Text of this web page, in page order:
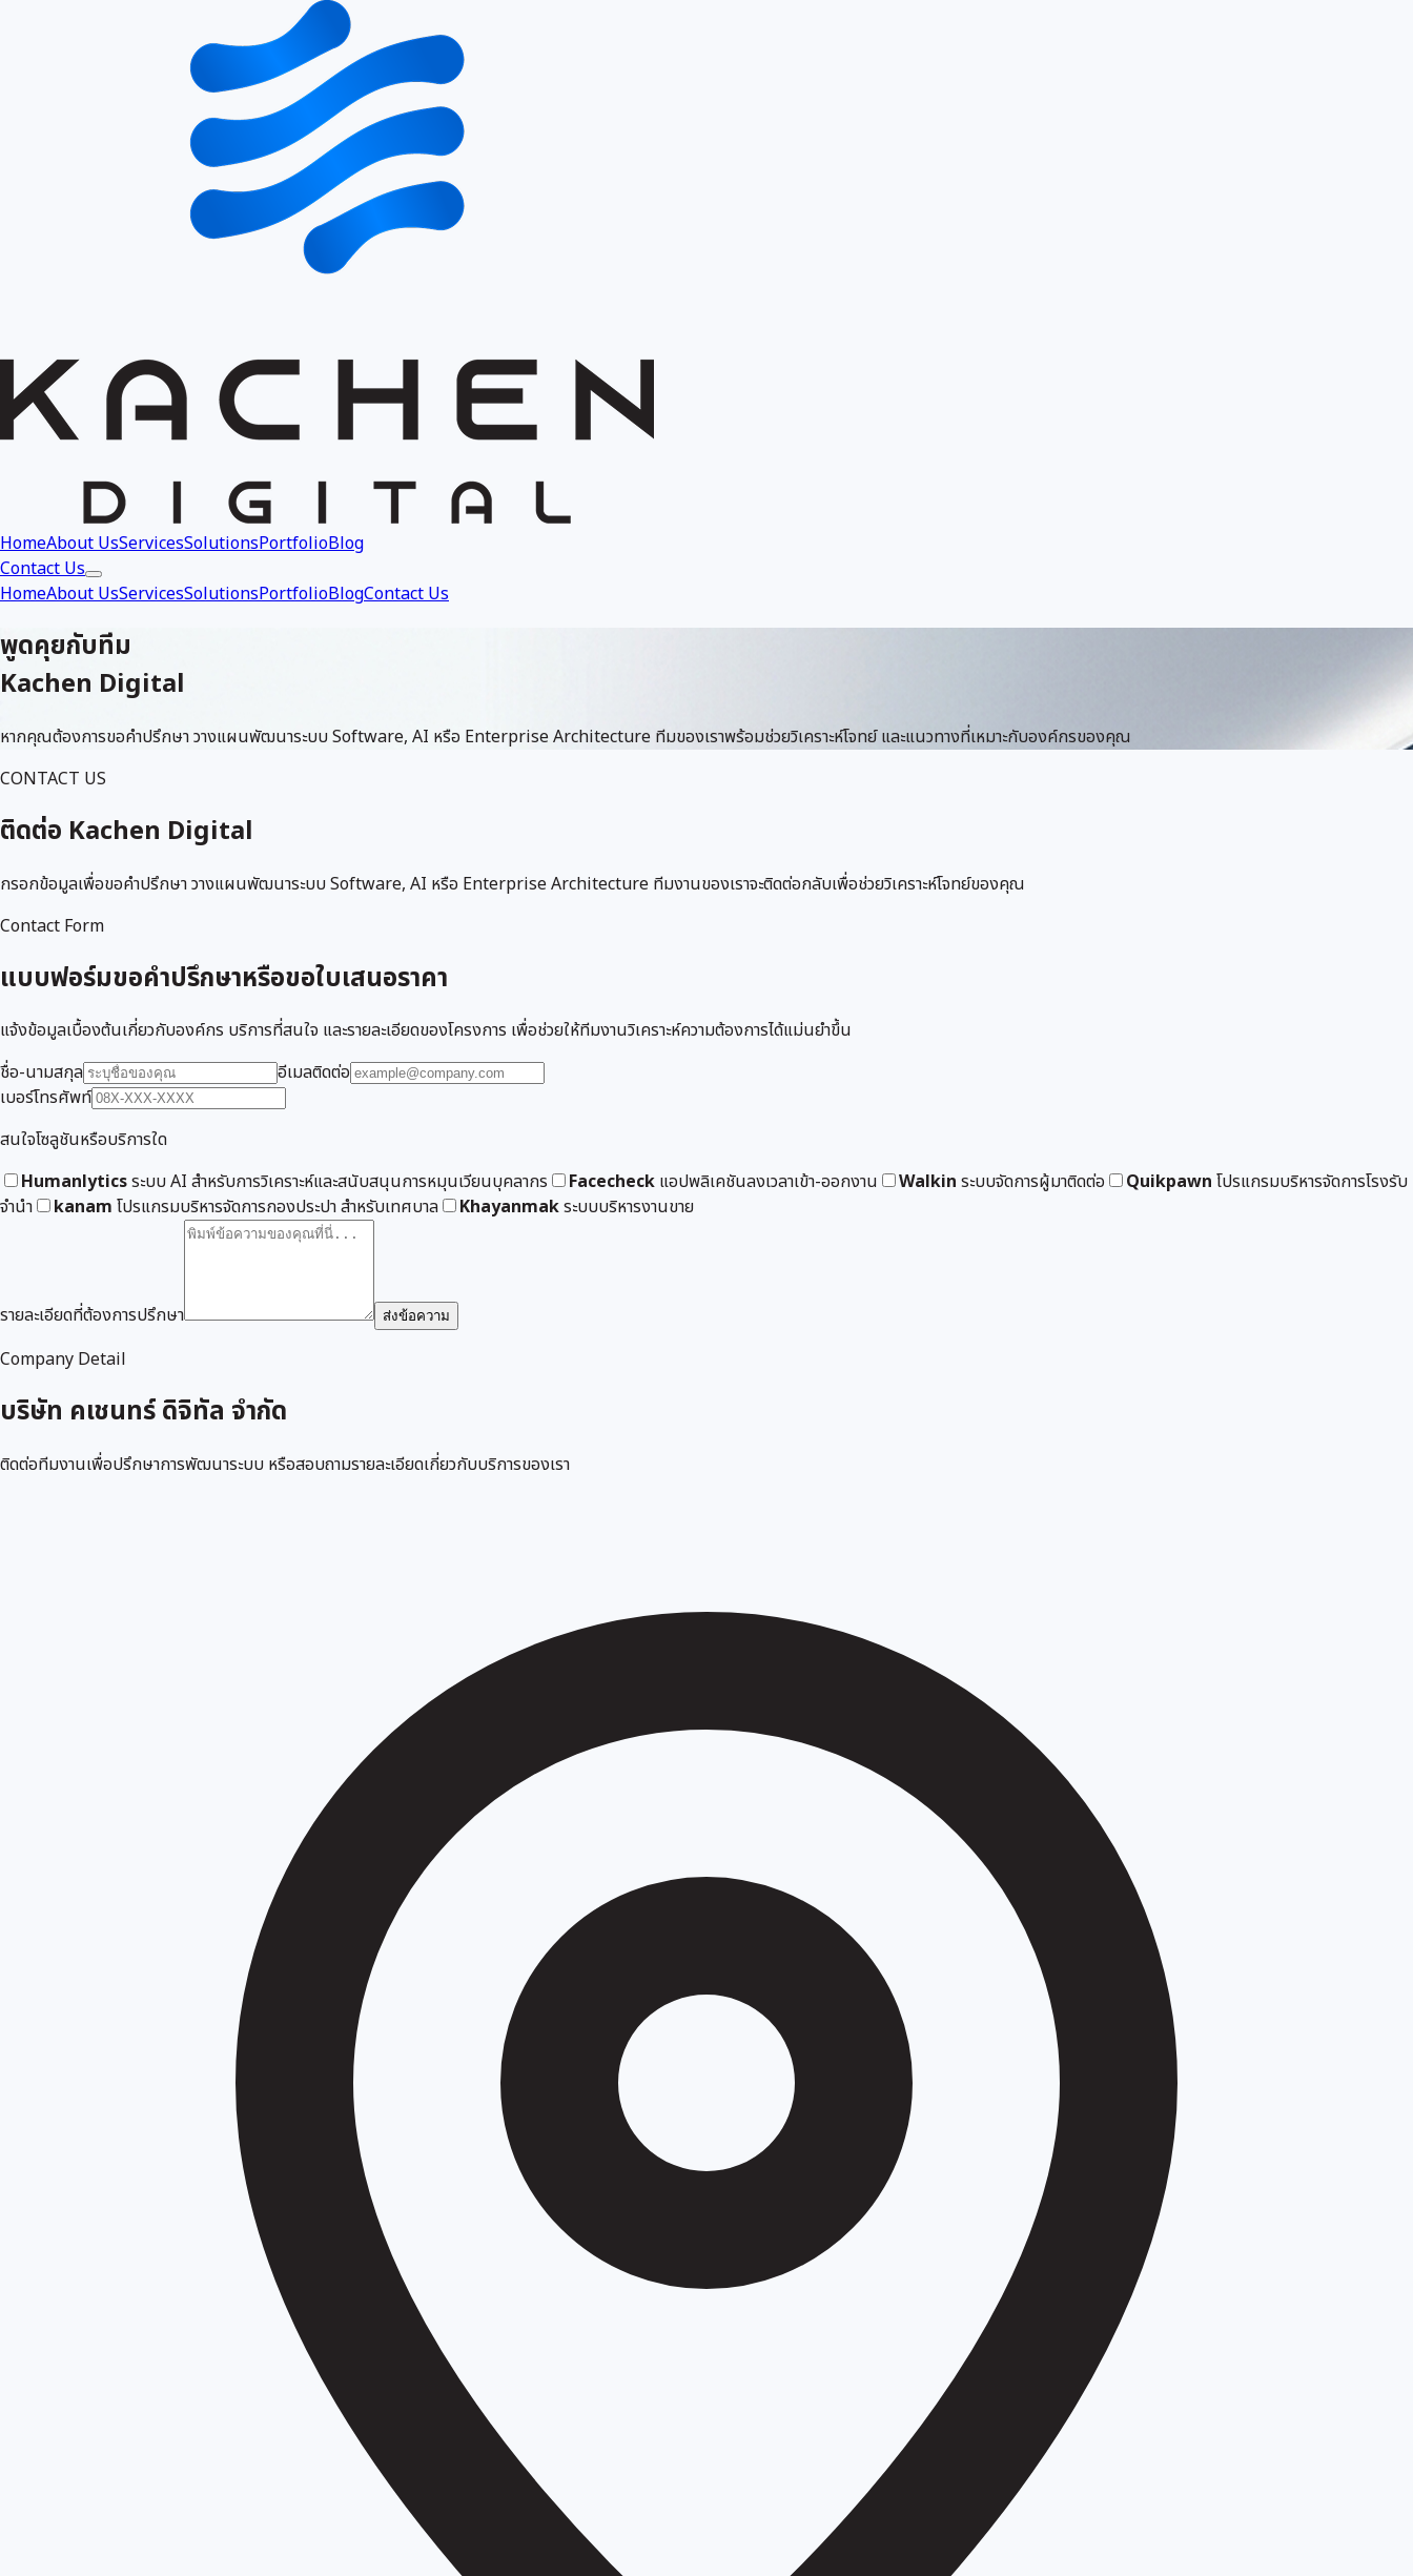
HomeAbout UsServicesSolutionsPortfolioBlog
Contact Us
HomeAbout UsServicesSolutionsPortfolioBlogContact Us
พูดคุยกับทีม
Kachen Digital
หากคุณต้องการขอคำปรึกษา วางแผนพัฒนาระบบ Software, AI หรือ Enterprise Architecture ทีมของเราพร้อมช่วยวิเคราะห์โจทย์ และแนวทางที่เหมาะกับองค์กรของคุณ
CONTACT US
ติดต่อ Kachen Digital
กรอกข้อมูลเพื่อขอคำปรึกษา วางแผนพัฒนาระบบ Software, AI หรือ Enterprise Architecture ทีมงานของเราจะติดต่อกลับเพื่อช่วยวิเคราะห์โจทย์ของคุณ
Contact Form
แบบฟอร์มขอคำปรึกษาหรือขอใบเสนอราคา
แจ้งข้อมูลเบื้องต้นเกี่ยวกับองค์กร บริการที่สนใจ และรายละเอียดของโครงการ เพื่อช่วยให้ทีมงานวิเคราะห์ความต้องการได้แม่นยำขึ้น
ชื่อ-นามสกุล
อีเมลติดต่อ
เบอร์โทรศัพท์
สนใจโซลูชันหรือบริการใด
Humanlyticsระบบ AI สำหรับการวิเคราะห์และสนับสนุนการหมุนเวียนบุคลากร Facecheck แอปพลิเคชันลงเวลาเข้า-ออกงาน Walkin ระบบจัดการผู้มาติดต่อ Quikpawn โปรแกรมบริหารจัดการโรงรับ
จำนำ
kanam โปรแกรมบริหารจัดการกองประปา สำหรับเทศบาล Khayanmakระบบบริหารงานขาย
รายละเอียดที่ต้องการปรึกษา ส่งข้อความ
Company Detail
บริษัท คเชนทร์ ดิจิทัล จำกัด
ติดต่อทีมงานเพื่อปรึกษาการพัฒนาระบบ หรือสอบถามรายละเอียดเกี่ยวกับบริการของเรา